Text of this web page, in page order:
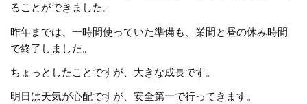
ることができました。
昨年までは、一時間使っていた準備も、業間と昼の休み時間
で終了しました。
ちょっとしたことですが、大きな成長です。
明日は天気が心配ですが、安全第一で行ってきます。